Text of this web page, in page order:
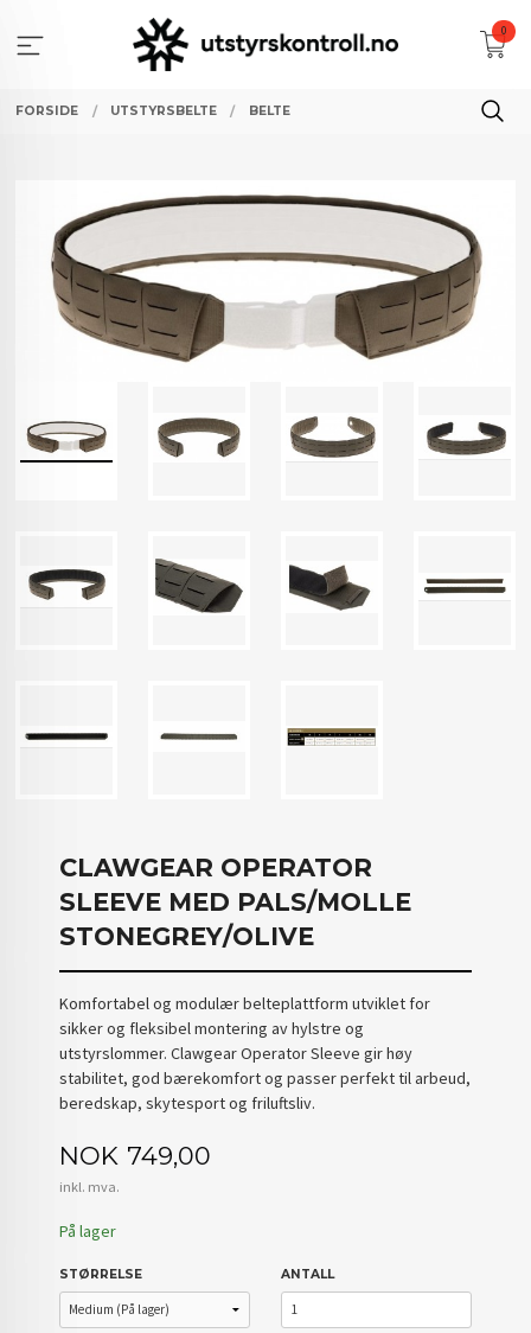
innholdet
0
FORSIDE UTSTYRSBELTE BELTE
CLAWGEAR OPERATOR
SLEEVE MED PALS/MOLLE
STONEGREY/OLIVE
Komfortabel og modulær belteplattform utviklet for
sikker og fleksibel montering av hylstre og
utstyrslommer. Clawgear Operator Sleeve gir høy
stabilitet, god bærekomfort og passer perfekt til arbeud,
beredskap, skytesport og friluftsliv.
Pris
NOK 749,00
inkl. mva.
På lager
STØRRELSE ANTALL